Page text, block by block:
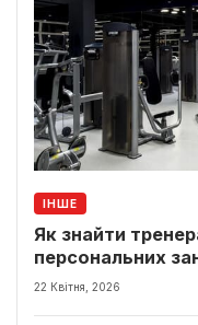
ІНШЕ
Як знайти
персональних
22 Квітня, 2026